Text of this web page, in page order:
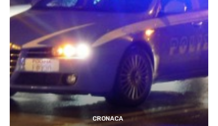
CRONACA